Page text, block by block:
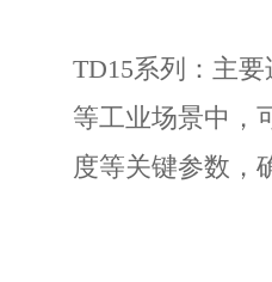
TD15系列：主
等工业场景中，
度等关键参数，